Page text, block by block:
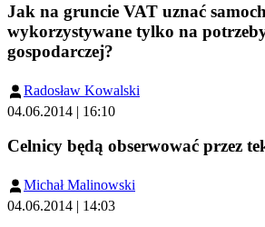
Jak na gruncie VAT uznać
wykorzystywane tylko na
gospodarczej?
Radosław Kowalski
04.06.2014 | 16:10
Celnicy będą obserwować przez
Michał Malinowski
04.06.2014 | 14:03